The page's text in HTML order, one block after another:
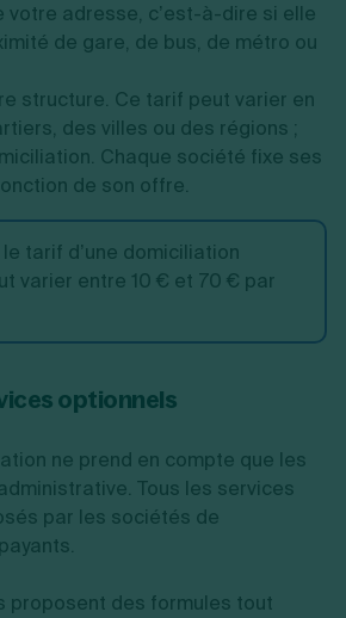
votre adresse, c’est-à-dire si elle
de gare, de bus, de métro ou
structure. Ce tarif peut varier en
des villes ou des régions ;
Chaque société fixe ses
de son offre.
le tarif d’une domiciliation
varier entre 10 € et 70 € par
optionnels
ne prend en compte que les
Tous les services
par les sociétés de
proposent des formules tout